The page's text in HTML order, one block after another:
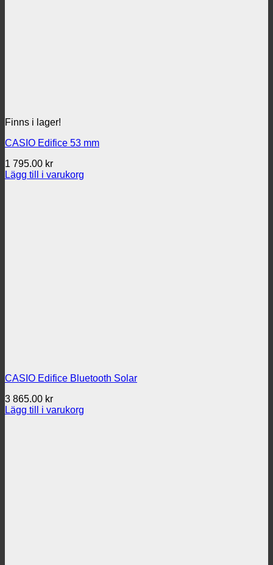
Finns i lager!
CASIO Edifice 53 mm
1 795.00 kr
Lägg till i varukorg
CASIO Edifice Bluetooth Solar
3 865.00 kr
Lägg till i varukorg